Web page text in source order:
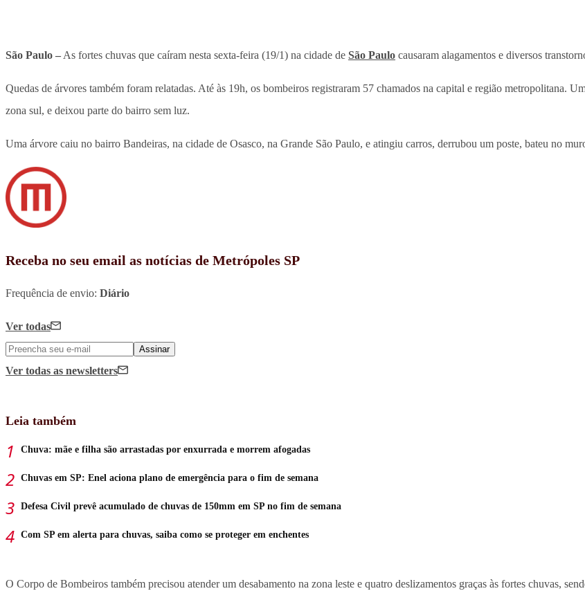
São Paulo – As fortes chuvas que caíram nesta sexta-feira (19/1) na cidade de São Paulo causaram alagamentos e diversos
Quedas de árvores também foram relatadas. Até às 19h, os bombeiros registraram 57 chamados na capital e região metropolitana.
zona sul, e deixou parte do bairro sem luz.
Uma árvore caiu no bairro Bandeiras, na cidade de Osasco, na Grande São Paulo, e atingiu carros, derrubou um poste, bateu no
Receba no seu email as notícias de Metrópoles SP
Frequência de envio: Diário
Ver todas
Assinar
Ver todas as newsletters
Leia também
Chuva: mãe e filha são arrastadas por enxurrada e morrem afogadas
Chuvas em SP: Enel aciona plano de emergência para o fim de semana
Defesa Civil prevê acumulado de chuvas de 150mm em SP no fim de semana
Com SP em alerta para chuvas, saiba como se proteger em enchentes
O Corpo de Bombeiros também precisou atender um desabamento na zona leste e quatro deslizamentos graças às fortes chuvas,